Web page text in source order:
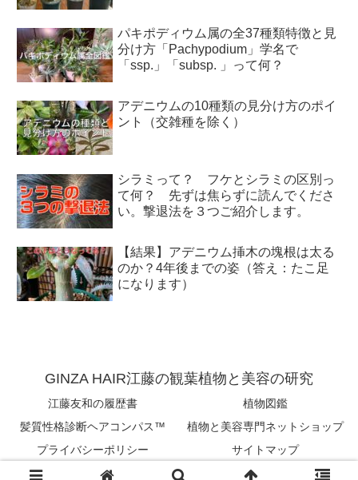
パキポディウム属の全37種類特徴と見
分け方「Pachypodium」学名で
「ssp.」「subsp. 」って何？
アデニウムの10種類の見分け方のポイ
ント（交雑種を除く）
シラミって？ フケとシラミの区別っ
て何？ 先ずは焦らずに読んでくださ
い。撃退法を３つご紹介します。
【結果】アデニウム挿木の塊根は太る
のか？4年後までの姿（答え：たこ足
になります）
GINZA HAIR江藤の観葉植物と美容の研究
江藤友和の履歴書
植物図鑑
髪質性格診断ヘアコンパス™︎
植物と美容専門ネットショップ
プライバシーポリシー
サイトマップ